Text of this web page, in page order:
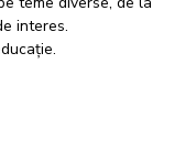
interes.